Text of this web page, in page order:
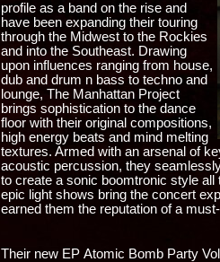
profile as a band on the rise and
have been expanding their touring
through the Midwest to the Rockies
and into the Southeast. Drawing
upon influences ranging from house,
dub and drum n bass to techno and
lounge, The Manhattan Project
brings sophistication to the dance
floor with their original compositions,
high energy beats and mind melting
textures. Armed with an arsenal of
acoustic percussion, they
to create a sonic boomtronic style
epic light shows bring the concert
earned them the reputation of a
Their new EP Atomic Bomb Party